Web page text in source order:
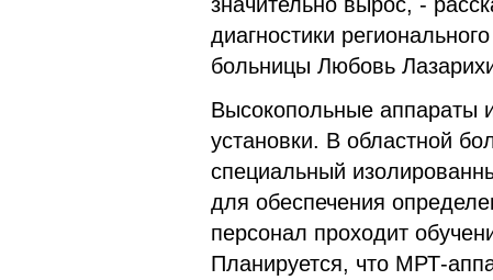
диагностики
больницы Любовь
Высокопольные аппараты
установки. В областной
специальный
для обеспечения
персонал проходит
Планируется, что МРТ-